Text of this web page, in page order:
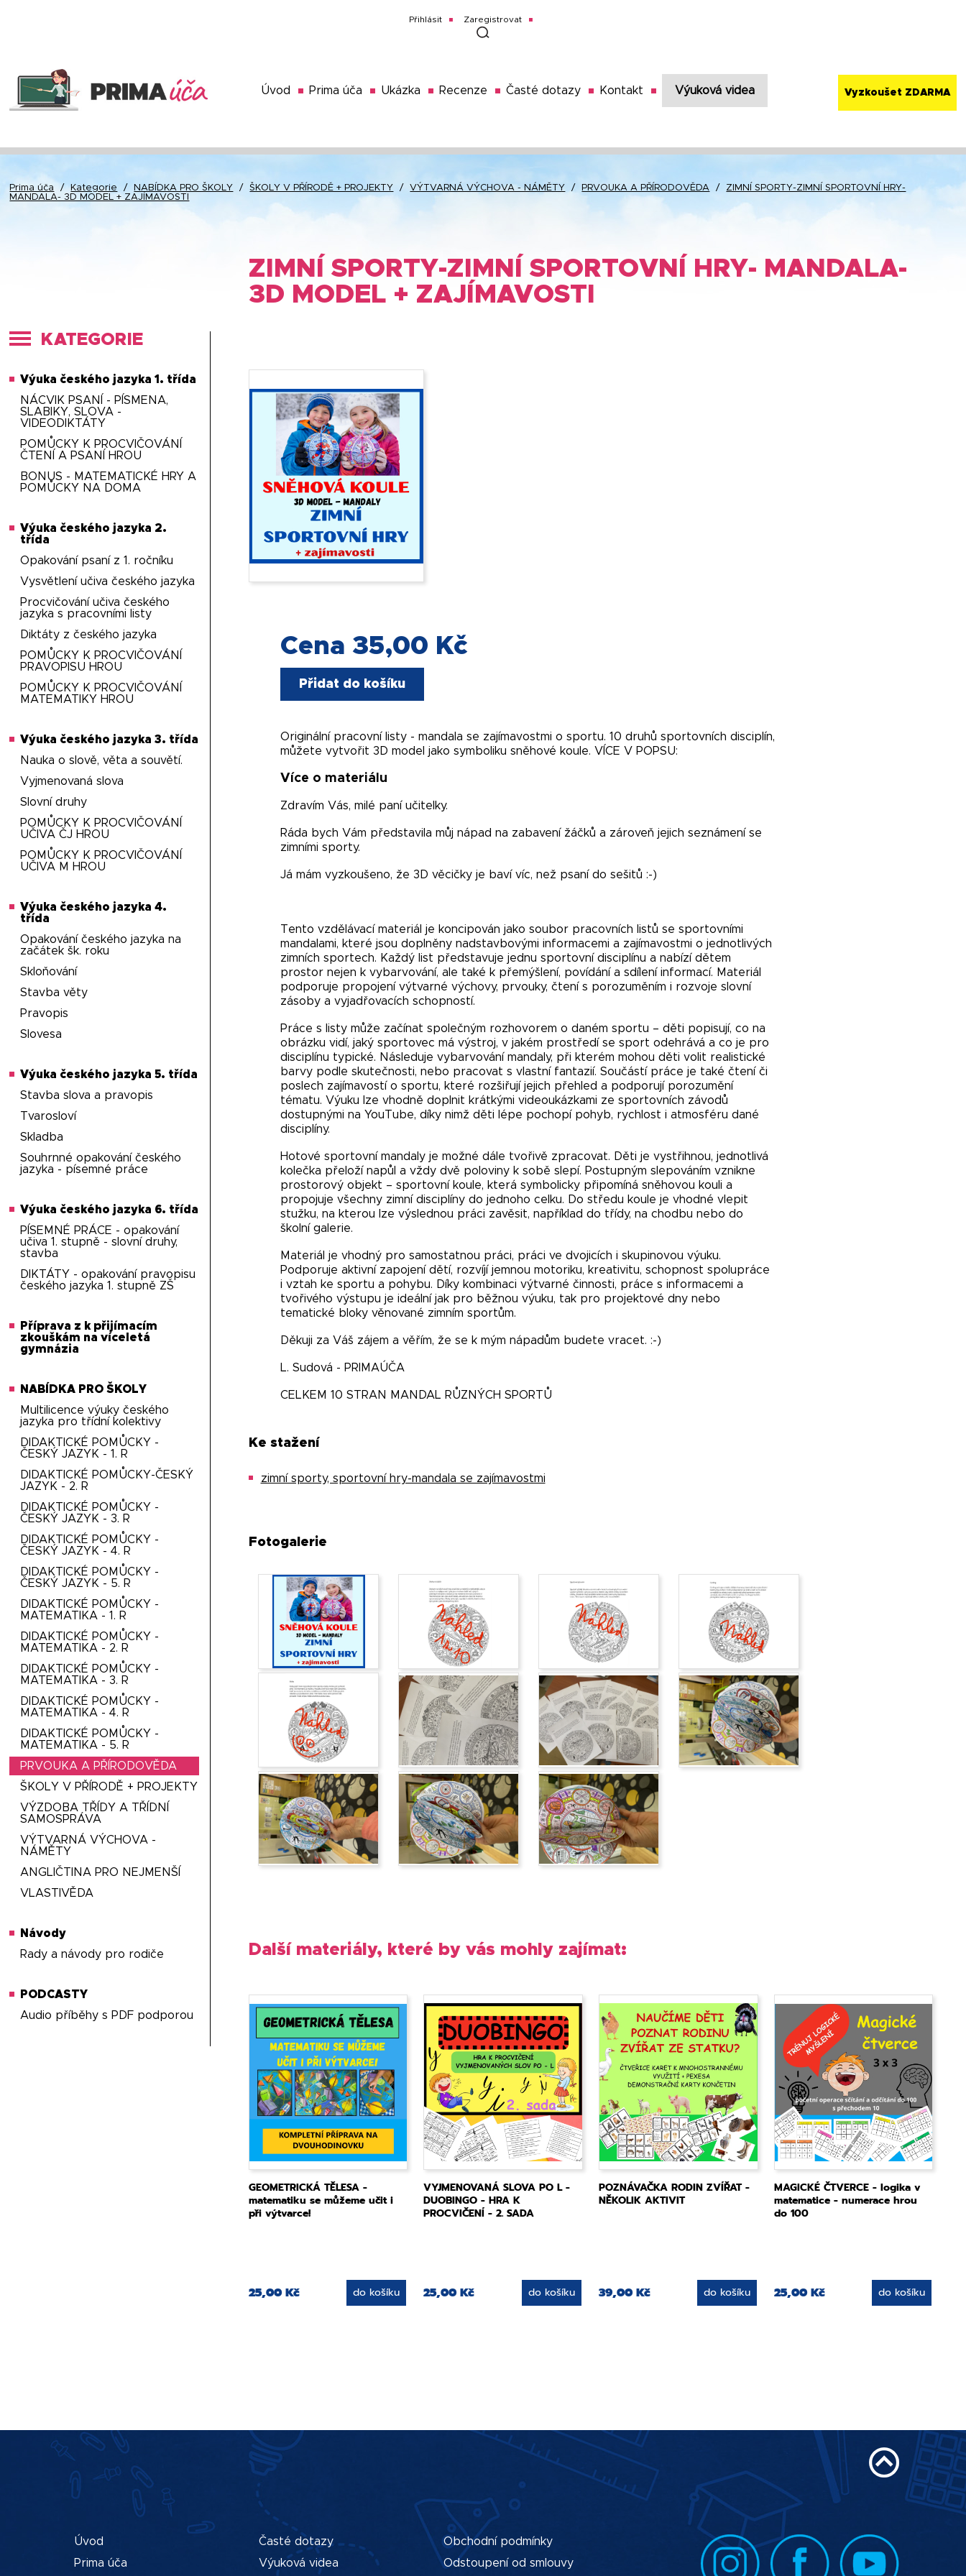
Přihlásit Zaregistrovat
Úvod Prima úča Ukázka Recenze Časté dotazy Kontakt Výuková videa Vyzkoušet ZDARMA
Prima úča / Kategorie / NABÍDKA PRO ŠKOLY / ŠKOLY V PŘÍRODĚ + PROJEKTY / VÝTVARNÁ VÝCHOVA - NÁMĚTY / PRVOUKA A PŘÍRODOVĚDA /
ZIMNÍ SPORTY-ZIMNÍ SPORTOVNÍ HRY-
MANDALA- 3D MODEL + ZAJÍMAVOSTI
KATEGORIE
Výuka českého jazyka 1. třída
NÁCVIK PSANÍ - PÍSMENA,
SLABIKY, SLOVA -
VIDEODIKTÁTY
POMŮCKY K PROCVIČOVÁNÍ
ČTENÍ A PSANÍ HROU
BONUS - MATEMATICKÉ HRY A
POMŮCKY NA DOMA
Výuka českého jazyka 2.
třída
Opakování psaní z 1. ročníku
Vysvětlení učiva českého jazyka
Procvičování učiva českého
jazyka s pracovními listy
Diktáty z českého jazyka
POMŮCKY K PROCVIČOVÁNÍ
PRAVOPISU HROU
POMŮCKY K PROCVIČOVÁNÍ
MATEMATIKY HROU
Výuka českého jazyka 3. třída
Nauka o slově, věta a souvětí.
Vyjmenovaná slova
Slovní druhy
POMŮCKY K PROCVIČOVÁNÍ
UČIVA ČJ HROU
POMŮCKY K PROCVIČOVÁNÍ
UČIVA M HROU
Výuka českého jazyka 4.
třída
Opakování českého jazyka na
začátek šk. roku
Skloňování
Stavba věty
Pravopis
Slovesa
Výuka českého jazyka 5. třída
Stavba slova a pravopis
Tvarosloví
Skladba
Souhrnné opakování českého
jazyka - písemné práce
Výuka českého jazyka 6. třída
PÍSEMNÉ PRÁCE - opakování
učiva 1. stupně - slovní druhy,
stavba
DIKTÁTY - opakování pravopisu
českého jazyka 1. stupně ZŠ
Příprava z k přijímacím
zkouškám na víceletá
gymnázia
NABÍDKA PRO ŠKOLY
Multilicence výuky českého
jazyka pro třídní kolektivy
DIDAKTICKÉ POMŮCKY -
ČESKÝ JAZYK - 1. R
DIDAKTICKÉ POMŮCKY-ČESKÝ
JAZYK - 2. R
DIDAKTICKÉ POMŮCKY -
ČESKÝ JAZYK - 3. R
DIDAKTICKÉ POMŮCKY -
ČESKÝ JAZYK - 4. R
DIDAKTICKÉ POMŮCKY -
ČESKÝ JAZYK - 5. R
DIDAKTICKÉ POMŮCKY -
MATEMATIKA - 1. R
DIDAKTICKÉ POMŮCKY -
MATEMATIKA - 2. R
DIDAKTICKÉ POMŮCKY -
MATEMATIKA - 3. R
DIDAKTICKÉ POMŮCKY -
MATEMATIKA - 4. R
DIDAKTICKÉ POMŮCKY -
MATEMATIKA - 5. R
PRVOUKA A PŘÍRODOVĚDA
ŠKOLY V PŘÍRODĚ + PROJEKTY
VÝZDOBA TŘÍDY A TŘÍDNÍ
SAMOSPRÁVA
VÝTVARNÁ VÝCHOVA -
NÁMĚTY
ANGLIČTINA PRO NEJMENŠÍ
VLASTIVĚDA
Návody
Rady a návody pro rodiče
PODCASTY
Audio příběhy s PDF podporou
ZIMNÍ SPORTY-ZIMNÍ SPORTOVNÍ HRY- MANDALA-
3D MODEL + ZAJÍMAVOSTI
Cena 35,00 Kč
Přidat do košíku
Originální pracovní listy - mandala se zajímavostmi o sportu. 10 druhů sportovních disciplín,
můžete vytvořit 3D model jako symboliku sněhové koule. VÍCE V POPSU:
Více o materiálu
Zdravím Vás, milé paní učitelky.
Ráda bych Vám představila můj nápad na zabavení žáčků a zároveň jejich seznámení se
zimními sporty.
Já mám vyzkoušeno, že 3D věcičky je baví víc, než psaní do sešitů :-)
Tento vzdělávací materiál je koncipován jako soubor pracovních listů se sportovními
mandalami, které jsou doplněny nadstavbovými informacemi a zajímavostmi o jednotlivých
zimních sportech. Každý list představuje jednu sportovní disciplínu a nabízí dětem
prostor nejen k vybarvování, ale také k přemýšlení, povídání a sdílení informací. Materiál
podporuje propojení výtvarné výchovy, prvouky, čtení s porozuměním i rozvoje slovní
zásoby a vyjadřovacích schopností.
Práce s listy může začínat společným rozhovorem o daném sportu – děti popisují, co na
obrázku vidí, jaký sportovec má výstroj, v jakém prostředí se sport odehrává a co je pro
disciplínu typické. Následuje vybarvování mandaly, při kterém mohou děti volit realistické
barvy podle skutečnosti, nebo pracovat s vlastní fantazií. Součástí práce je také čtení či
poslech zajímavostí o sportu, které rozšiřují jejich přehled a podporují porozumění
tématu. Výuku lze vhodně doplnit krátkými videoukázkami ze sportovních závodů
dostupnými na YouTube, díky nimž děti lépe pochopí pohyb, rychlost i atmosféru dané
disciplíny.
Hotové sportovní mandaly je možné dále tvořivě zpracovat. Děti je vystřihnou, jednotlivá
kolečka přeloží napůl a vždy dvě poloviny k sobě slepí. Postupným slepováním vznikne
prostorový objekt – sportovní koule, která symbolicky připomíná sněhovou kouli a
propojuje všechny zimní disciplíny do jednoho celku. Do středu koule je vhodné vlepit
stužku, na kterou lze výslednou práci zavěsit, například do třídy, na chodbu nebo do
školní galerie.
Materiál je vhodný pro samostatnou práci, práci ve dvojicích i skupinovou výuku.
Podporuje aktivní zapojení dětí, rozvíjí jemnou motoriku, kreativitu, schopnost spolupráce
i vztah ke sportu a pohybu. Díky kombinaci výtvarné činnosti, práce s informacemi a
tvořivého výstupu je ideální jak pro běžnou výuku, tak pro projektové dny nebo
tematické bloky věnované zimním sportům.
Děkuji za Váš zájem a věřím, že se k mým nápadům budete vracet. :-)
L. Sudová - PRIMAÚČA
CELKEM 10 STRAN MANDAL RŮZNÝCH SPORTŮ
Ke stažení
zimní sporty, sportovní hry-mandala se zajímavostmi
Fotogalerie
Další materiály, které by vás mohly zajímat:
GEOMETRICKÁ TĚLESA -
matematiku se můžeme učit i
při výtvarce!
25,00 Kč do košíku
VYJMENOVANÁ SLOVA PO L -
DUOBINGO - HRA K
PROCVIČENÍ - 2. SADA
25,00 Kč do košíku
POZNÁVAČKA RODIN ZVÍŘAT -
NĚKOLIK AKTIVIT
39,00 Kč do košíku
MAGICKÉ ČTVERCE - logika v
matematice - numerace hrou
do 100
25,00 Kč do košíku
Úvod
Prima úča
Časté dotazy
Výuková videa
Obchodní podmínky
Odstoupení od smlouvy